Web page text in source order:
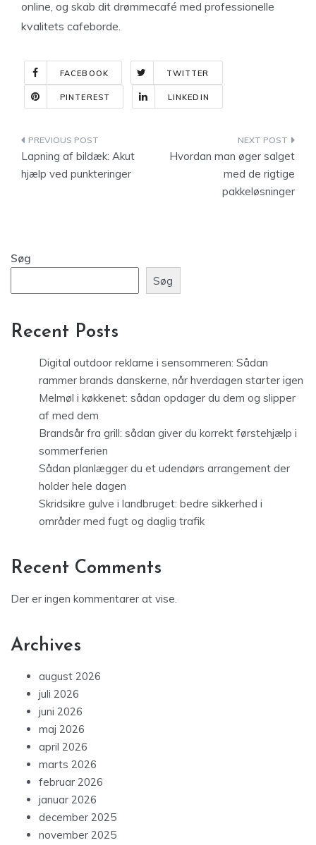
online, og skab dit drømmecafé med professionelle
kvalitets cafeborde.
FACEBOOK TWITTER
PINTEREST LINKEDIN
Indlægsnavigation
Lapning af bildæk: Akut
hjælp ved punkteringer
Hvordan man øger salget
med de rigtige
pakkeløsninger
Søg
Søg
Recent Posts
Digital outdoor reklame i sensommeren: Sådan
rammer brands danskerne, når hverdagen starter igen
Melmøl i køkkenet: sådan opdager du dem og slipper
af med dem
Brandsår fra grill: sådan giver du korrekt førstehjælp i
sommerferien
Sådan planlægger du et udendørs arrangement der
holder hele dagen
Skridsikre gulve i landbruget: bedre sikkerhed i
områder med fugt og daglig trafik
Recent Comments
Der er ingen kommentarer at vise.
Archives
august 2026
juli 2026
juni 2026
maj 2026
april 2026
marts 2026
februar 2026
januar 2026
december 2025
november 2025